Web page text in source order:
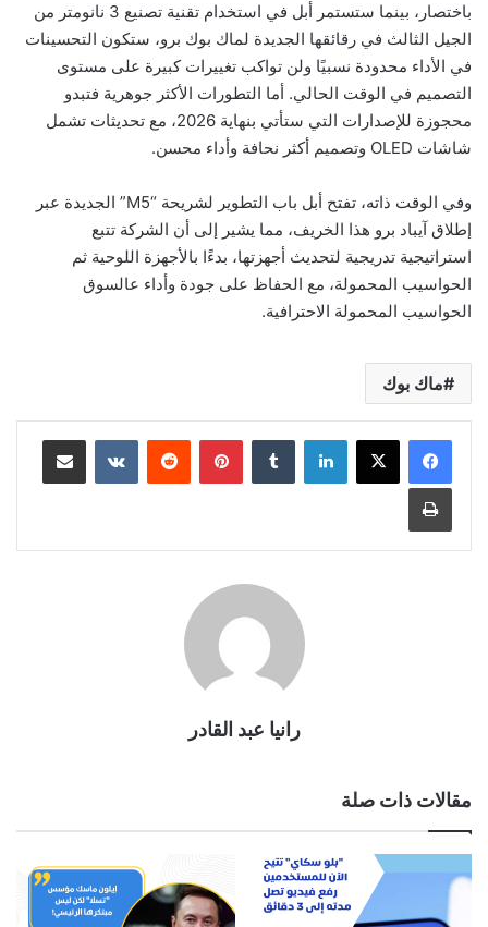
باختصار، بينما ستستمر أبل في استخدام تقنية تصنيع 3 نانومتر من
الجيل الثالث في رقائقها الجديدة لماك بوك برو، ستكون التحسينات
في الأداء محدودة نسبيًا ولن تواكب تغييرات كبيرة على مستوى
التصميم في الوقت الحالي. أما التطورات الأكثر جوهرية فتبدو
محجوزة للإصدارات التي ستأتي بنهاية 2026، مع تحديثات تشمل
شاشات OLED وتصميم أكثر نحافة وأداء محسن.
وفي الوقت ذاته، تفتح أبل باب التطوير لشريحة “M5” الجديدة عبر
إطلاق آيباد برو هذا الخريف، مما يشير إلى أن الشركة تتبع
استراتيجية تدريجية لتحديث أجهزتها، بدءًا بالأجهزة اللوحية ثم
الحواسيب المحمولة، مع الحفاظ على جودة وأداء عالسوق
الحواسيب المحمولة الاحترافية.
ماك بوك
لينكدإن بينتيريست مشاركة عبر البريد
طباعة
رانيا عبد القادر
مقالات ذات صلة